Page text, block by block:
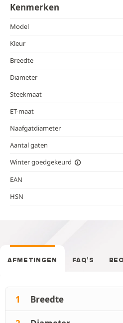
Kenmerken
Model
Kleur
Breedte
Diameter
Steekmaat
ET-maat
Naafgatdiameter
Aantal gaten
Winter goedgekeurd
EAN
HSN
AFMETINGEN FAQ’S
1 Breedte